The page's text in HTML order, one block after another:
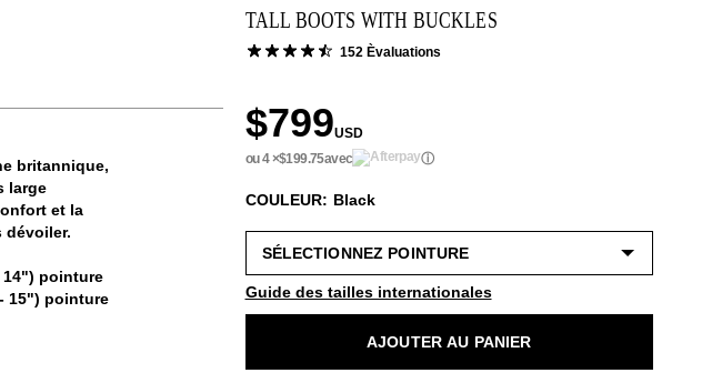
TALL BOOTS WITH BUCKLES
152 Èvaluations
$799USD
ou 4 ×$199.75avec ⓘ
COULEUR: Black
Guide des tailles internationales
AJOUTER AU PANIER
britannique,
large
et la
dévoiler.
14") pointure
15") pointure